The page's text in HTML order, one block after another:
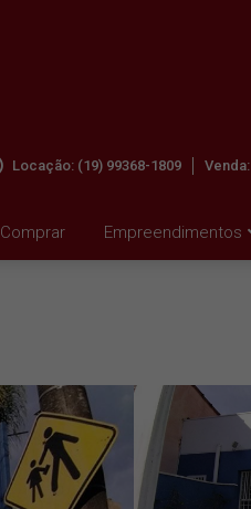
Comprar Empreendimentos
Locação: (19) 99368-1809 Venda: